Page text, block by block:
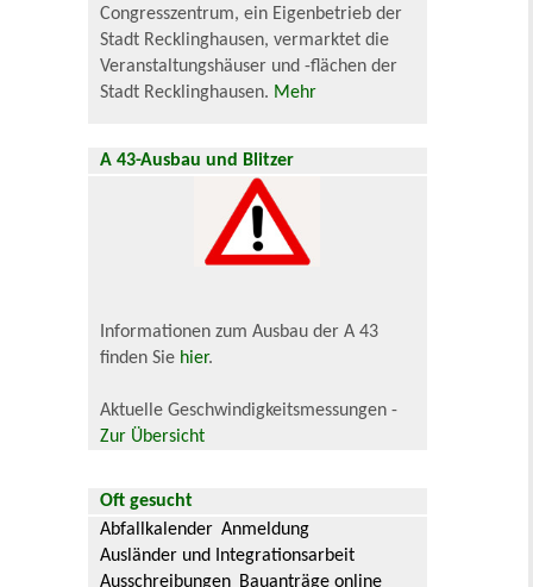
Congresszentrum, ein Eigenbetrieb der
Stadt Recklinghausen, vermarktet die
Veranstaltungshäuser und -flächen der
Stadt Recklinghausen. Mehr
A 43-Ausbau und Blitzer
Informationen zum Ausbau der A 43
finden Sie hier.
Aktuelle Geschwindigkeitsmessungen -
Zur Übersicht
Oft gesucht
Abfallkalender Anmeldung
Ausländer und Integrationsarbeit
Ausschreibungen Bauanträge online